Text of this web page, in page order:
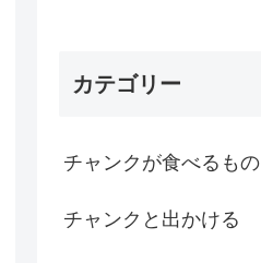
カテゴリー
チャンクが食べるもの
チャンクと出かける